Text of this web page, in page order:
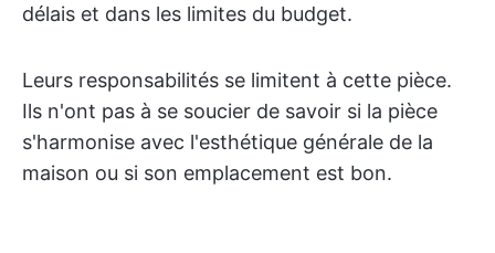
délais et dans les limites du budget.
Leurs responsabilités se limitent à cette pièce.
Ils n'ont pas à se soucier de savoir si la pièce
s'harmonise avec l'esthétique générale de la
maison ou si son emplacement est bon.